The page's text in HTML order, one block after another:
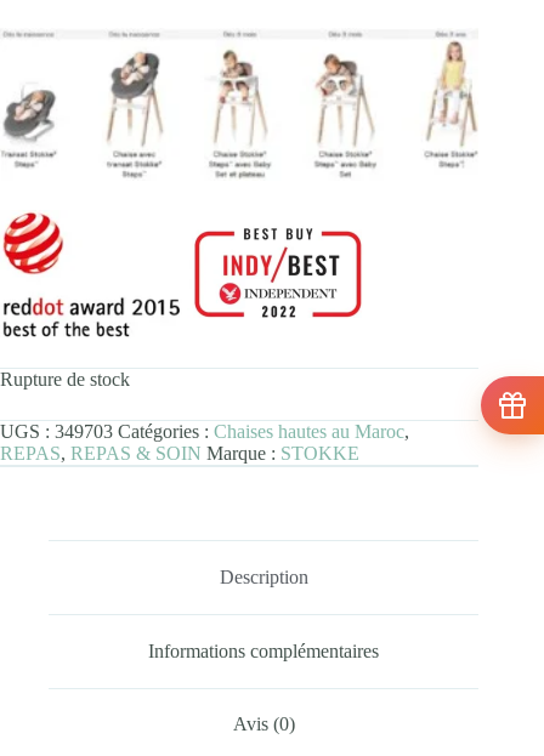
Rupture de stock
UGS : 349703 Catégories : Chaises hautes au Maroc,
REPAS, REPAS & SOIN Marque : STOKKE
Description
Informations complémentaires
Avis (0)